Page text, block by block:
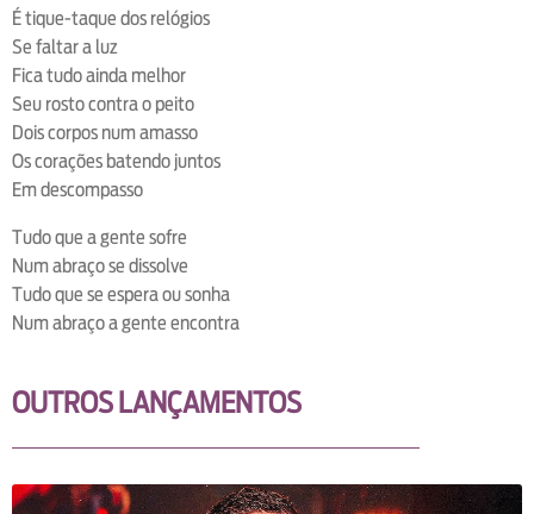
É tique-taque dos relógios
Se faltar a luz
Fica tudo ainda melhor
Seu rosto contra o peito
Dois corpos num amasso
Os corações batendo juntos
Em descompasso
Tudo que a gente sofre
Num abraço se dissolve
Tudo que se espera ou sonha
Num abraço a gente encontra
OUTROS LANÇAMENTOS